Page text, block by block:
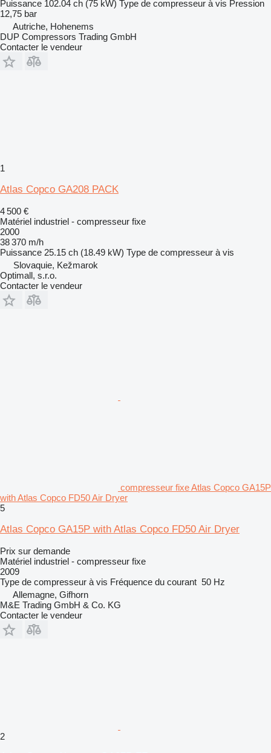
Puissance 102.04 ch (75 kW) Type de compresseur à vis Pression
12,75 bar
Autriche, Hohenems
DUP Compressors Trading GmbH
Contacter le vendeur
1
Atlas Copco GA208 PACK
4 500 €
Matériel industriel - compresseur fixe
2000
38 370 m/h
Puissance 25.15 ch (18.49 kW) Type de compresseur à vis
Slovaquie, Kežmarok
Optimall, s.r.o.
Contacter le vendeur
compresseur fixe Atlas Copco GA15P
with Atlas Copco FD50 Air Dryer
5
Atlas Copco GA15P with Atlas Copco FD50 Air Dryer
Prix sur demande
Matériel industriel - compresseur fixe
2009
Type de compresseur à vis Fréquence du courant 50 Hz
Allemagne, Gifhorn
M&E Trading GmbH & Co. KG
Contacter le vendeur
2